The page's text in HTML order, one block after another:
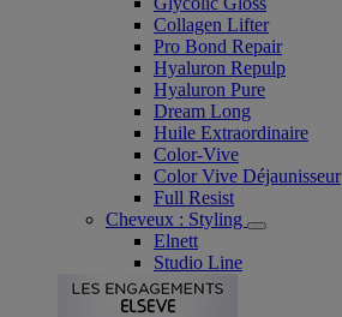
Collagen Lifter
Pro Bond Repair
Hyaluron Repulp
Hyaluron Pure
Dream Long
Huile Extraordinaire
Color-Vive
Color Vive Déjaunisseur
Full Resist
Cheveux : Styling
Elnett
Studio Line